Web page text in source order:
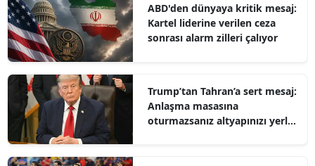
ABD'den dünyaya kritik mesaj:
Kartel liderine verilen ceza
sonrası alarm zilleri çalıyor
Trump’tan Tahran’a sert mesaj:
Anlaşma masasına
oturmazsanız altyapınızı yerle